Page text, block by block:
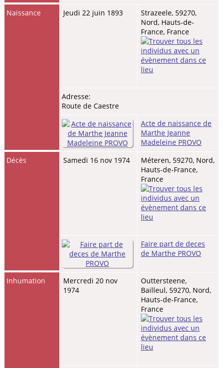
Naissance
Jeudi 22 juin 1893
Strazeele, 59270,
Nord, Hauts-de-
France, France
Adresse:
Route de Caestre
Acte de naissance de
Marthe Jeanne
Madeleine PROVO
Décès
Samedi 16 nov 1974
Méteren, 59270, Nord,
Hauts-de-France,
France
Faire part de deces
de Marthe PROVO
Inhumation
Mercredi 20 nov
1974
Outtersteene,
Bailleul, 59270, Nord,
Hauts-de-France,
France